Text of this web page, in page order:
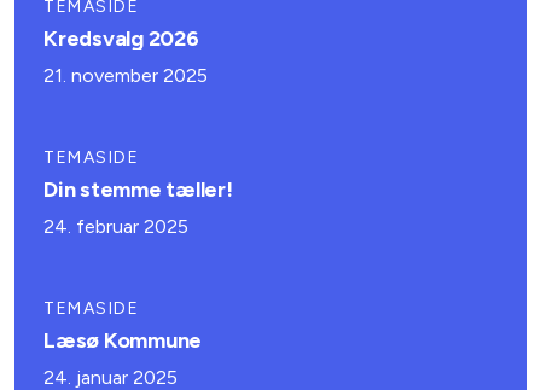
TEMASIDE
Kredsvalg 2026
21. november 2025
TEMASIDE
Din stemme tæller!
24. februar 2025
TEMASIDE
Læsø Kommune
24. januar 2025